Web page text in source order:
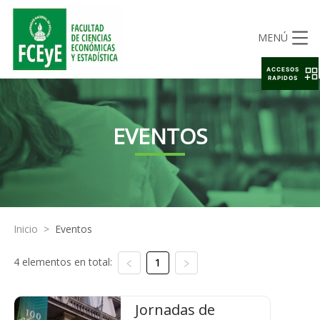
MENÚ
EVENTOS
Inicio > Eventos
4 elementos en total: 1
Jornadas de
ACCESOS
RAPIDOS